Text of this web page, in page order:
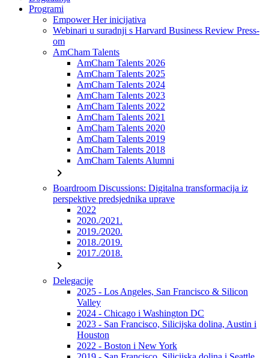
Programi
Empower Her inicijativa
Webinari u suradnji s Harvard Business Review Press-
om
AmCham Talents
AmCham Talents 2026
AmCham Talents 2025
AmCham Talents 2024
AmCham Talents 2023
AmCham Talents 2022
AmCham Talents 2021
AmCham Talents 2020
AmCham Talents 2019
AmCham Talents 2018
AmCham Talents Alumni
chevron_right
Boardroom Discussions: Digitalna transformacija iz
perspektive predsjednika uprave
2022
2020./2021.
2019./2020.
2018./2019.
2017./2018.
chevron_right
Delegacije
2025 - Los Angeles, San Francisco & Silicon
Valley
2024 - Chicago i Washington DC
2023 - San Francisco, Silicijska dolina, Austin i
Houston
2022 - Boston i New York